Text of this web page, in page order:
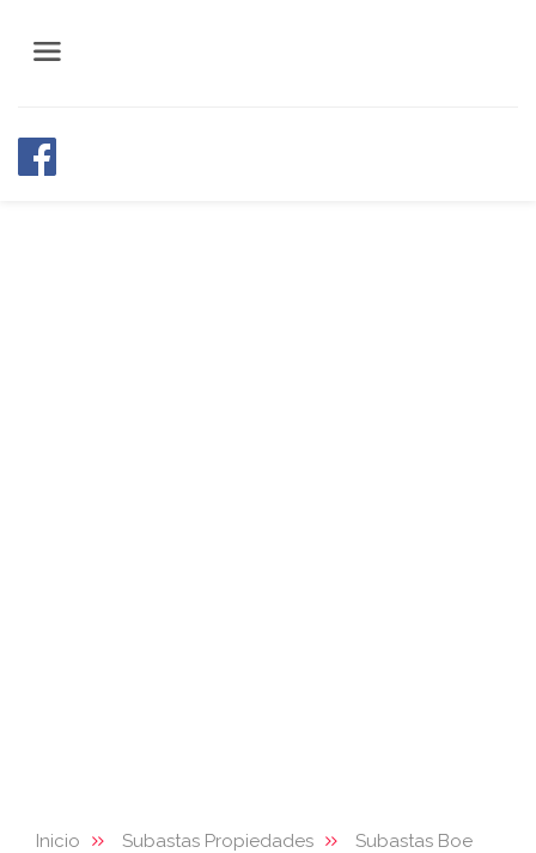
Inicio Subastas Propiedades
Subastas Boe